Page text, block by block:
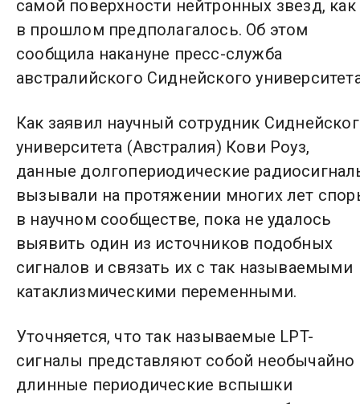
самой поверхности нейтронных звезд, как
в прошлом предполагалось. Об этом
сообщила накануне пресс-служба
австралийского Сиднейского
Как заявил научный сотрудник
университета (Австралия) Кови Роуз,
данные долгопериодические
вызывали на протяжении многих лет
в научном сообществе, пока не удалось
выявить один из источников подобных
сигналов и связать их с так называемыми
катаклизмическими переменными.
Уточняется, что так называемые LPT-
сигналы представляют собой необычайно
длинные периодические вспышки